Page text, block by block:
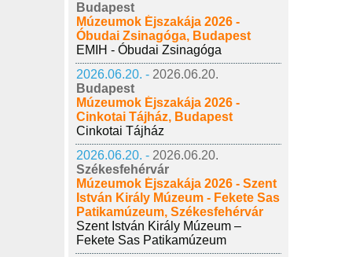
Budapest
Múzeumok Éjszakája 2026 -
Óbudai Zsinagóga, Budapest
EMIH - Óbudai Zsinagóga
2026.06.20. - 2026.06.20.
Budapest
Múzeumok Éjszakája 2026 -
Cinkotai Tájház, Budapest
Cinkotai Tájház
2026.06.20. - 2026.06.20.
Székesfehérvár
Múzeumok Éjszakája 2026 - Szent
István Király Múzeum - Fekete Sas
Patikamúzeum, Székesfehérvár
Szent István Király Múzeum –
Fekete Sas Patikamúzeum